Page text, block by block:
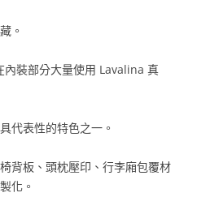
。
裝部分大量使用 Lavalina 真
代表性的特色之一。
背板、頭枕壓印、行李廂包覆材
化。